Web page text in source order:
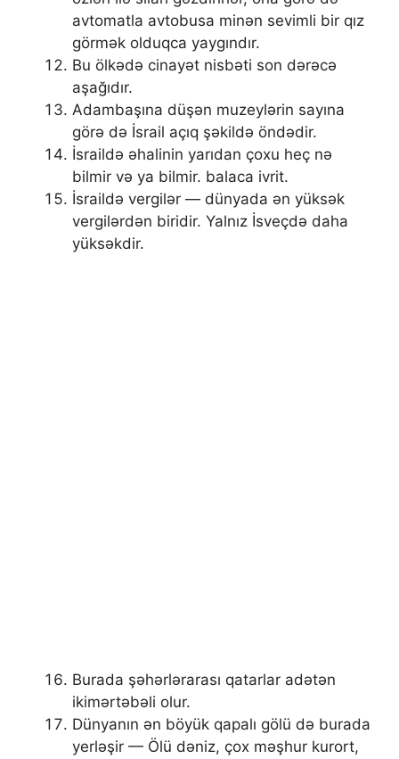
avtomatla avtobusa minən sevimli bir qız
görmək olduqca yaygındır.
Bu ölkədə cinayət nisbəti son dərəcə
aşağıdır.
Adambaşına düşən muzeylərin sayına
görə də İsrail açıq şəkildə öndədir.
İsraildə əhalinin yarıdan çoxu heç nə
bilmir və ya bilmir. balaca ivrit.
İsraildə vergilər — dünyada ən yüksək
vergilərdən biridir. Yalnız İsveçdə daha
yüksəkdir.
Burada şəhərlərarası qatarlar adətən
ikimərtəbəli olur.
Dünyanın ən böyük qapalı gölü də burada
yerləşir — Ölü dəniz, çox məşhur kurort,